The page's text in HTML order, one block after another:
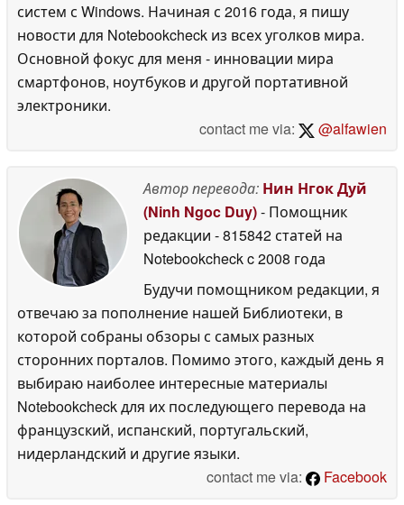
систем с Windows. Начиная с 2016 года, я пишу
новости для Notebookcheck из всех уголков мира.
Основной фокус для меня - инновации мира
смартфонов, ноутбуков и другой портативной
электроники.
contact me via:
@alfawien
Автор перевода: Нин Нгок Дуй
(Ninh Ngoc Duy)- Помощник
редакции - 815842 статей на
Notebookcheckc 2008 года
Будучи помощником редакции, я
отвечаю за пополнение нашей Библиотеки, в
которой собраны обзоры с самых разных
сторонних порталов. Помимо этого, каждый день я
выбираю наиболее интересные материалы
Notebookcheck для их последующего перевода на
французский, испанский, португальский,
нидерландский и другие языки.
contact me via:
Facebook